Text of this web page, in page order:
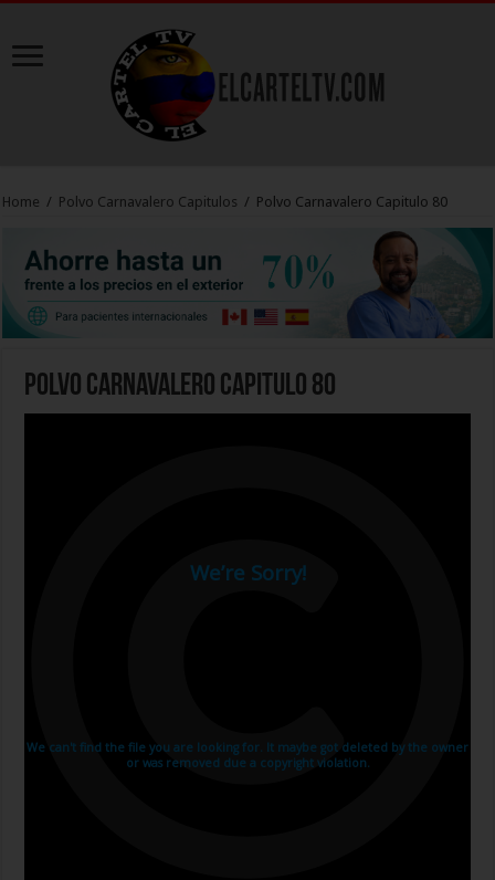
Home / Polvo Carnavalero Capitulos / Polvo Carnavalero Capitulo 80
Polvo Carnavalero Capitulo 80